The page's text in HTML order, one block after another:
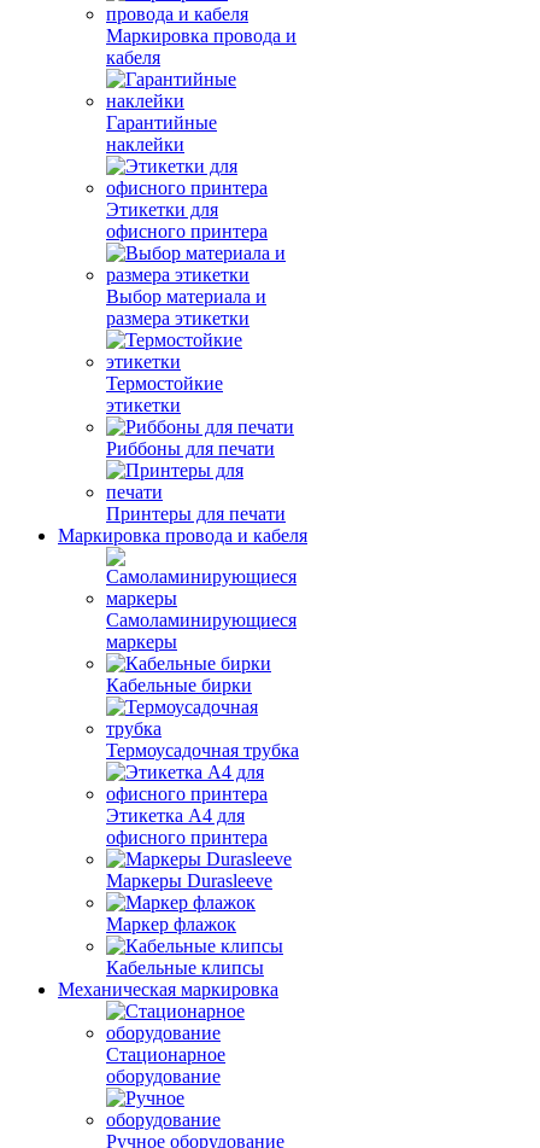
Маркировка провода и
кабеля
Гарантийные
наклейки
Этикетки для
офисного принтера
Выбор материала и
размера этикетки
Термостойкие
этикетки
Риббоны для печати
Принтеры для печати
Маркировка провода и кабеля
Самоламинирующиеся
маркеры
Кабельные бирки
Термоусадочная трубка
Этикетка А4 для
офисного принтера
Маркеры Durasleeve
Маркер флажок
Кабельные клипсы
Механическая маркировка
Стационарное
оборудование
Ручное оборудование